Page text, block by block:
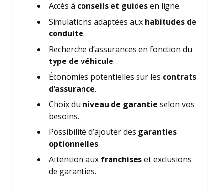
Accès à conseils et guidesen ligne.
Simulations adaptées aux habitudes de
conduite.
Recherche d’assurances en fonction du
type de véhicule.
Économies potentielles sur les contrats
d’assurance.
Choix du niveau de garantie selon vos
besoins.
Possibilité d’ajouter des garanties
optionnelles.
Attention aux franchiseset exclusions
de garanties.